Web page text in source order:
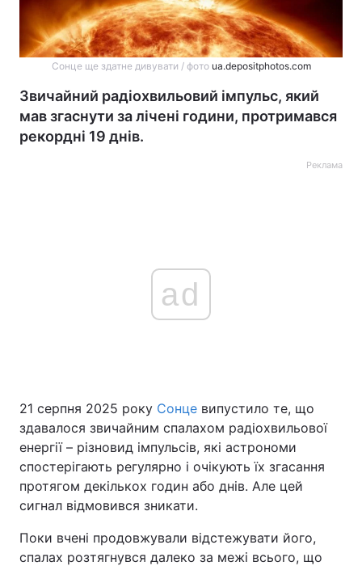
Сонце ще здатне дивувати / фото ua.depositphotos.com
Звичайний радіохвильовий імпульс, який
мав згаснути за лічені години, протримався
рекордні 19 днів.
Реклама
ad
21 серпня 2025 року Сонце випустило те, що
здавалося звичайним спалахом радіохвильової
енергії – різновид імпульсів, які астрономи
спостерігають регулярно і очікують їх згасання
протягом декількох годин або днів. Але цей
сигнал відмовився зникати.
Поки вчені продовжували відстежувати його,
спалах розтягнувся далеко за межі всього, що